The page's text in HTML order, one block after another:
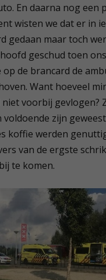
En daarna nog een
wisten we dat er in
gedaan maar toch
geschud toen ons
de brancard de
Want hoeveel
voorbij gevlogen?
voldoende zijn
koffie werden
van de ergste schrik
te komen.